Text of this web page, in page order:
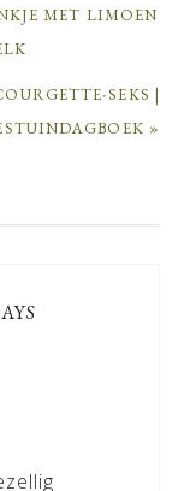
MET LIMOEN
SEKS |
»